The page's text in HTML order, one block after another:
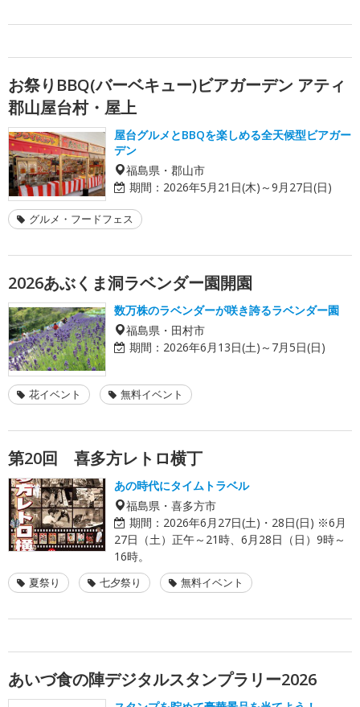
お祭りBBQ(バーベキュー)ビアガーデン アティ
郡山屋台村・屋上
屋台グルメとBBQを楽しめる全天候型ビアガー
デン
福島県・郡山市
期間： 2026年5月21日(木)～9月27日(日)
グルメ・フードフェス
2026あぶくま洞ラベンダー園開園
数万株のラベンダーが咲き誇るラベンダー園
福島県・田村市
期間： 2026年6月13日(土)～7月5日(日)
花イベント 無料イベント
第20回 喜多方レトロ横丁
あの時代にタイムトラベル
福島県・喜多方市
期間： 2026年6月27日(土)・28日(日) ※6月
27日（土）正午～21時、6月28日（日）9時～
16時。
夏祭り 七夕祭り 無料イベント
あいづ食の陣デジタルスタンプラリー2026